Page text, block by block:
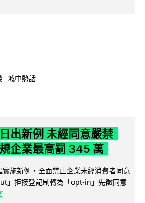
城中熱話
出新例 未經同意嚴禁
企業最高罰 345 萬
施新例，全面禁止企業未經消費者同意
」拒接登記制轉為「opt-in」先徵同意